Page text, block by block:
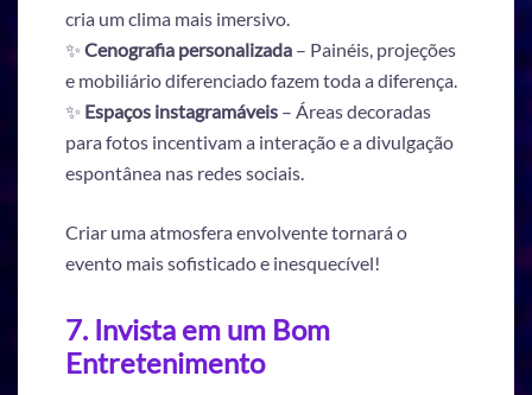
cria um clima mais imersivo.
✨ Cenografia personalizada – Painéis, projeções
e mobiliário diferenciado fazem toda a diferença.
✨ Espaços instagramáveis – Áreas decoradas
para fotos incentivam a interação e a divulgação
espontânea nas redes sociais.
Criar uma atmosfera envolvente tornará o
evento mais sofisticado e inesquecível!
7. Invista em um Bom
Entretenimento